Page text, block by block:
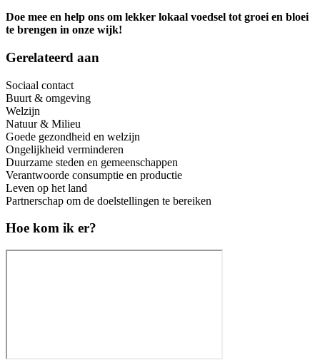
Doe mee en help ons om lekker lokaal voedsel tot groei en bloei
te brengen in onze wijk!
Gerelateerd aan
Sociaal contact
Buurt & omgeving
Welzijn
Natuur & Milieu
Goede gezondheid en welzijn
Ongelijkheid verminderen
Duurzame steden en gemeenschappen
Verantwoorde consumptie en productie
Leven op het land
Partnerschap om de doelstellingen te bereiken
Hoe kom ik er?